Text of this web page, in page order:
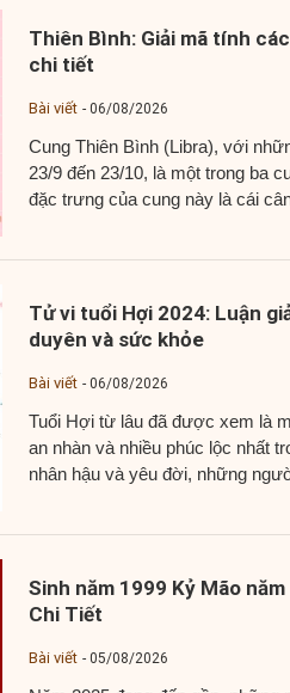
Thiên Bình: Giải mã tính
chi tiết
Bài viết 06/08/2026
Cung Thiên Bình (Libra), với
23/9 đến 23/10, là một trong ba
đặc trưng của cung này là cái
Tử vi tuổi Hợi 2024: Luận
duyên và sức khỏe
Bài viết 06/08/2026
Tuổi Hợi từ lâu đã được xem là
an nhàn và nhiều phúc lộc nhất
nhân hậu và yêu đời, những
Sinh năm 1999 Kỷ Mão
Chi Tiết
Bài viết 05/08/2026